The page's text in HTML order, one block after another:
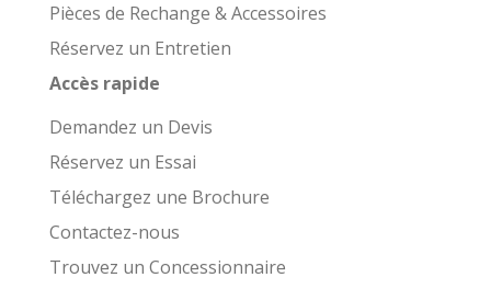
Pièces de Rechange & Accessoires
Réservez un Entretien
Accès rapide
Demandez un Devis
Réservez un Essai
Téléchargez une Brochure
Contactez-nous
Trouvez un Concessionnaire